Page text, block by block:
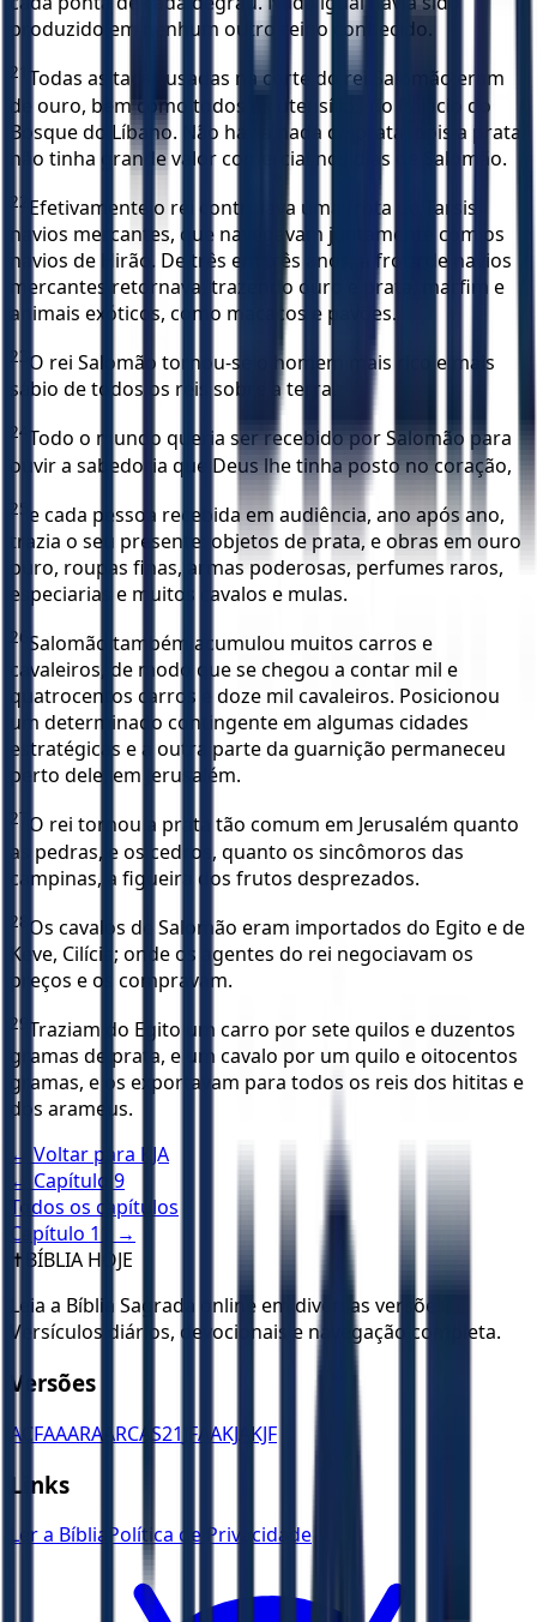
produzido em nenhum outro reino conhecido.
21
Todas as taças usadas na corte do rei Salomão eram
de ouro, bem como todos os utensílios do Palácio do
Bosque do Líbano. Não havia nada de prata, pois a prata
não tinha grande valor comercial nos dias de Salomão.
22 Efetivamente o rei controlava uma frota de Tarsis,
navios mercantes, que navegavam juntamente com os
navios de Hirão. De três em três anos, a frota de navios
mercantes retornava, trazendo ouro e prata, marfim e
animais exóticos, como macacos e pavões.
23 O rei Salomão tornou-se o homem mais rico e mais
sábio de todos os reis sobre a terra.
24 Todo o mundo queria ser recebido por Salomão para
ouvir a sabedoria que Deus lhe tinha posto no coração,
25 e cada pessoa recebida em audiência, ano após ano,
trazia o seu presente: objetos de prata, e obras em ouro
puro, roupas finas, armas poderosas, perfumes raros,
especiarias e muitos cavalos e mulas.
26 Salomão também acumulou muitos carros e
cavaleiros, de modo que se chegou a contar mil e
quatrocentos carros e doze mil cavaleiros. Posicionou
um determinado contingente em algumas cidades
estratégicas e a outra parte da guarnição permaneceu
perto dele, em Jerusalém.
27 O rei tornou a prata tão comum em Jerusalém quanto
as pedras, e os cedros, quanto os sincômoros das
campinas, a figueira dos frutos desprezados.
28 Os cavalos de Salomão eram importados do Egito e de
Keve, Cilícia; onde os agentes do rei negociavam os
preços e os compravam.
29 Traziam do Egito um carro por sete quilos e duzentos
gramas de prata, e um cavalo por um quilo e oitocentos
gramas, e os exportavam para todos os reis dos hititas e
dos arameus.
← Voltar para KJA
← Capítulo 9
Todos os capítulos
Capítulo 11
→
✝️ BÍBLIA HOJE
Leia a Bíblia Sagrada online em diversas versões.
Versículos diários, devocionais e navegação completa.
Versões
ACFAAARA ARCAS21 JFAAKJA KJF
Links
Ler a Bíblia Política de Privacidade